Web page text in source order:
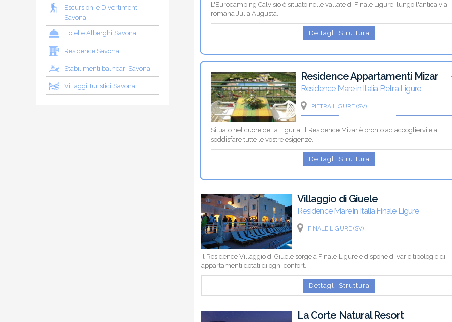
Escursioni e Divertimenti
Savona
Hotel e Alberghi Savona
Residence Savona
Stabilimenti balneari Savona
Villaggi Turistici Savona
L'Eurocamping Calvisio è situato nelle vallate di Finale Ligure, lungo l'antica via
romana Julia Augusta.
Dettagli Struttura
Residence Appartamenti Mizar
Residence Mare in Italia Pietra Ligure
PIETRA LIGURE (SV)
Situato nel cuore della Liguria, il Residence Mizar è pronto ad accogliervi e a
soddisfare tutte le vostre esigenze.
Dettagli Struttura
Villaggio di Giuele
Residence Mare in Italia Finale Ligure
FINALE LIGURE (SV)
Il Residence Villaggio di Giuele sorge a Finale Ligure e dispone di varie tipologie di
appartamenti dotati di ogni confort.
Dettagli Struttura
La Corte Natural Resort